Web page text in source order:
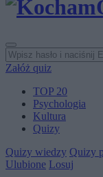
Załóż quiz
TOP 20
Psychologia
Kultura
Quizy
Quizy wiedzy Quizy
Ulubione Losuj